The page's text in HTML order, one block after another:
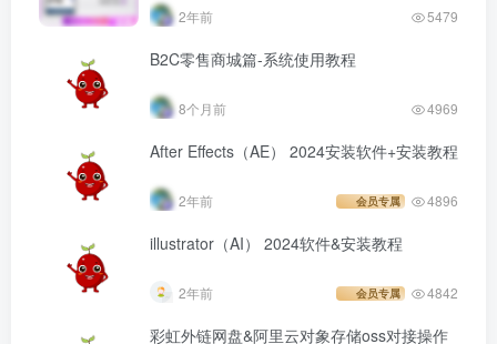
2年前 5479
B2C零售商城篇-系统使用教程
8个月前 4969
After Effects（AE） 2024安装软件+安装教程
2年前 会员专属 4896
illustrator（AI） 2024软件&安装教程
2年前 会员专属 4842
彩虹外链网盘&阿里云对象存储oss对接操作